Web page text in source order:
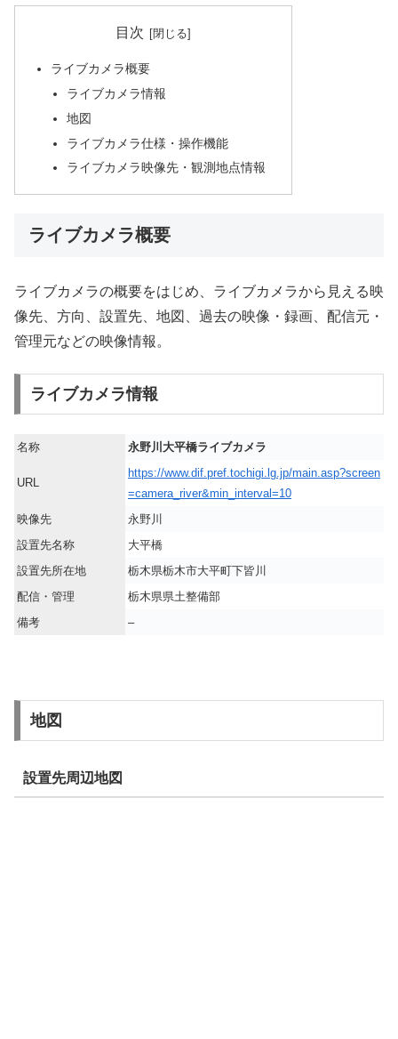
目次
ライブカメラ概要
ライブカメラ情報
地図
ライブカメラ仕様・操作機能
ライブカメラ映像先・観測地点情報
ライブカメラ概要
ライブカメラの概要をはじめ、ライブカメラから見える映
像先、方向、設置先、地図、過去の映像・録画、配信元・
管理元などの映像情報。
ライブカメラ情報
名称 永野川大平橋ライブカメラ
URL
https://www.dif.pref.tochigi.lg.jp/main.asp?screen
=camera_river&min_interval=10
映像先
永野川
設置先名称
大平橋
設置先所在地
栃木県栃木市大平町下皆川
配信・管理
栃木県県土整備部
備考
–
地図
設置先周辺地図